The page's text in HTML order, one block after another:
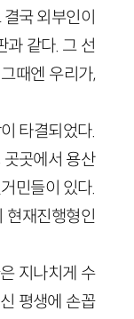
국 외부인이
과 같다. 그 선
때엔 우리가,
타결되었다.
곳에서 용산
민들이 있다.
현재진행형인
지나치게 수
평생에 손꼽